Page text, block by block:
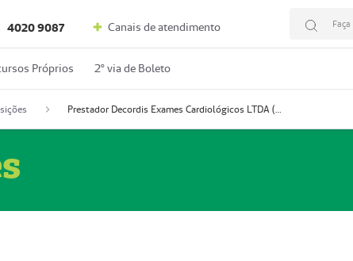
4020 9087 Canais de atendimento
Próprios 2º via de Boleto
Prestador Decordis Exames Cardiológicos LTDA (51004346-0)